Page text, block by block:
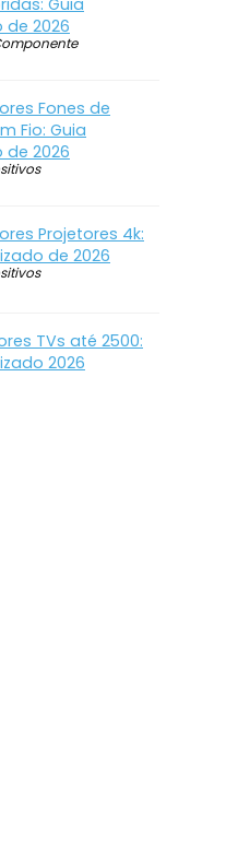
Guia
de 2026
Fones de
Fio: Guia
de 2026
Projetores 4k:
de 2026
TVs até 2500:
2026